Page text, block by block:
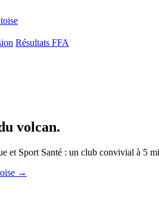
Résultats FFA
volcan.
Sport Santé : un club convivial à 5
→